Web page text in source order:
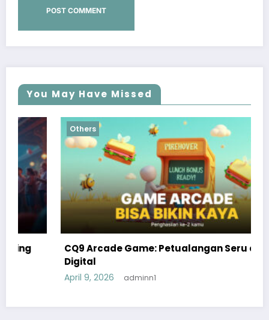
You May Have Missed
Others
CQ9 Arcade Game: Petualangan Seru di Dunia
April 9, 2026 adminn1